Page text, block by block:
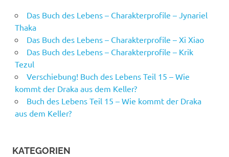
Das Buch des Lebens – Charakterprofile – Jynariel
Thaka
Das Buch des Lebens – Charakterprofile – Xi Xiao
Das Buch des Lebens – Charakterprofile – Krik
Tezul
Verschiebung! Buch des Lebens Teil 15 – Wie
kommt der Draka aus dem Keller?
Buch des Lebens Teil 15 – Wie kommt der Draka
aus dem Keller?
KATEGORIEN